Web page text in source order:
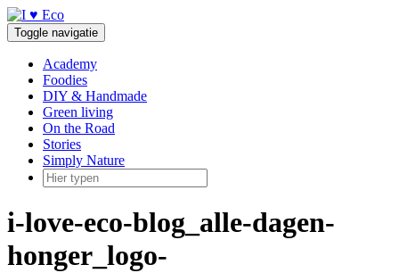
Doorgaan
naar
inhoud
Toggle navigatie
Academy
Foodies
DIY & Handmade
Green living
On the Road
Stories
Simply Nature
i-love-eco-blog_alle-dagen-
honger_logo-